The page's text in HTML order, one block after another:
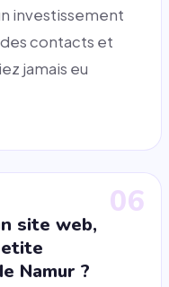
investissement
contacts et
jamais eu
06
site web,
Namur ?